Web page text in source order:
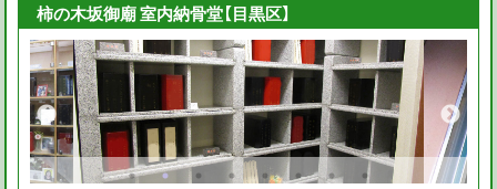
柿の木坂御廟 室内納骨堂【目黒区】